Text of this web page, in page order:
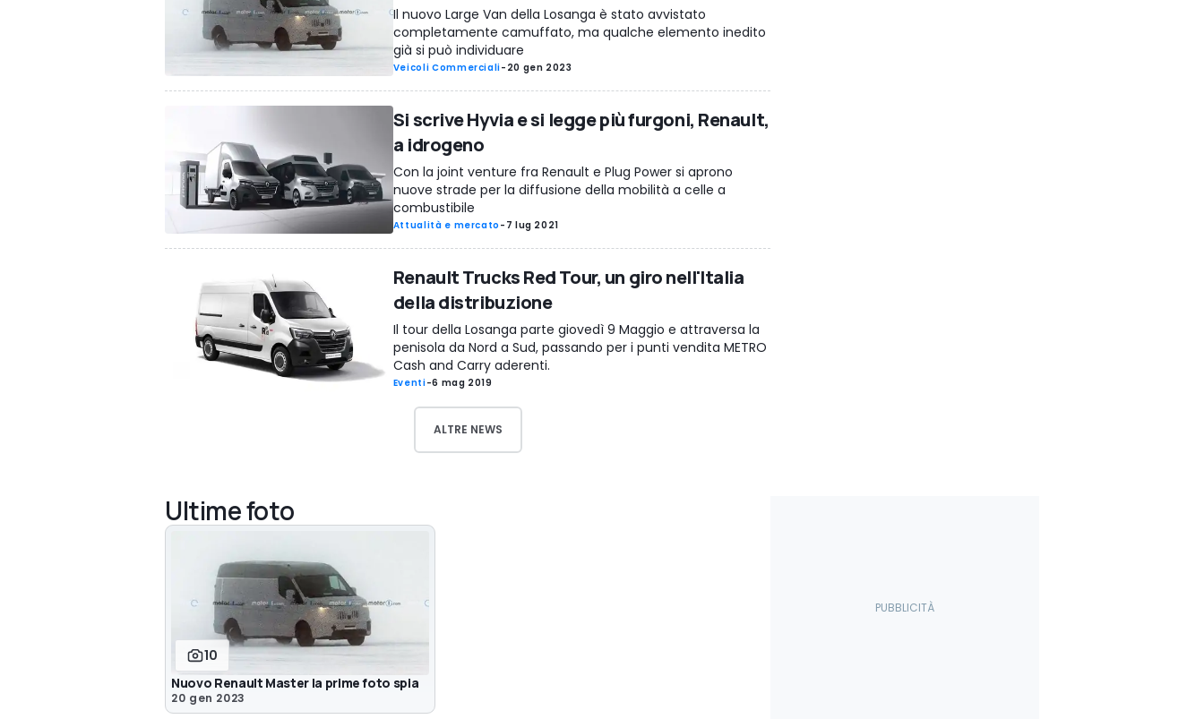
Il nuovo Large Van della Losanga è stato avvistato
completamente camuffato, ma qualche elemento inedito
già si può individuare
Veicoli Commerciali- 20 gen 2023
Si scrive Hyvia e si legge più furgoni, Renault,
a idrogeno
Con la joint venture fra Renault e Plug Power si aprono
nuove strade per la diffusione della mobilità a celle a
combustibile
Attualità e mercato - 7 lug 2021
Renault Trucks Red Tour, un giro nell'Italia
della distribuzione
Il tour della Losanga parte giovedì 9 Maggio e attraversa la
penisola da Nord a Sud, passando per i punti vendita METRO
Cash and Carry aderenti.
Eventi-6 mag 2019
ALTRE NEWS
Ultime foto
10
Nuovo Renault Master la prime foto spia
20 gen 2023